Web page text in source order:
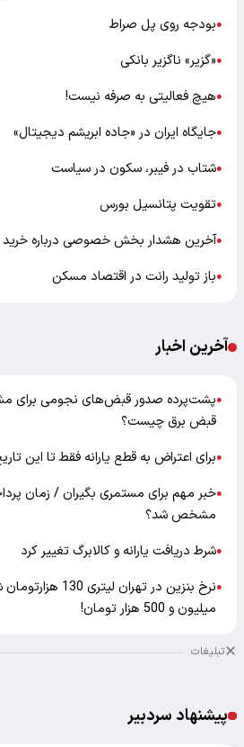
●بودجه روی پل صراط
●«گزیر» ناگزیر بانکی
●هیچ فعالیتی به صرفه نیست!
●جایگاه ایران در «جاده ابریشم دیجیتال»
●شتاب در فیبر، سکون در سیاست
●تقویت پتانسیل بورس
●آخرین هشدار بخش خصوصی درباره
●باز تولید رانت در اقتصاد مسکن
آخرین اخبار
●پشت‌پرده صدور قبض‌های نجومی برای
قبض برق چیست؟
●برای اعتراض به قطع یارانه فقط تا این
●خبر مهم برای مستمری بگیران / زمان
مشخص شد؟
●شرط دریافت یارانه و کالابرگ تغییر کرد
●
میلیون و 500 هزار تومان!
تبلیغات
پیشنهاد سردبیر